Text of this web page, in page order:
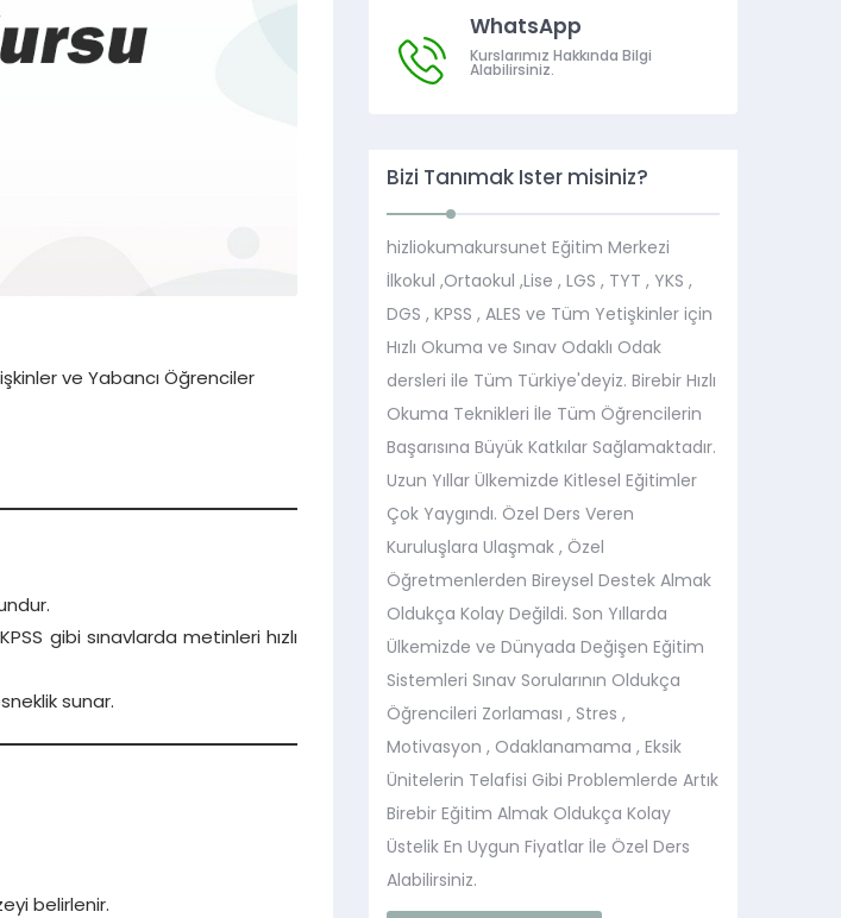
ve Yabancı Öğrenciler
gibi sınavlarda metinleri hızlı
sunar.
belirlenir.
WhatsApp
Kurslarımız Hakkında Bilgi
Alabilirsiniz.
Bizi Tanımak İster misiniz?
hizliokumakursunet Eğitim Merkezi
İlkokul ,Ortaokul ,Lise , LGS , TYT , YKS ,
DGS , KPSS , ALES ve Tüm Yetişkinler için
Hızlı Okuma ve Sınav Odaklı Odak
dersleri ile Tüm Türkiye'deyiz. Birebir Hızlı
Okuma Teknikleri İle Tüm Öğrencilerin
Başarısına Büyük Katkılar Sağlamaktadır.
Uzun Yıllar Ülkemizde Kitlesel Eğitimler
Çok Yaygındı. Özel Ders Veren
Kuruluşlara Ulaşmak , Özel
Öğretmenlerden Bireysel Destek Almak
Oldukça Kolay Değildi. Son Yıllarda
Ülkemizde ve Dünyada Değişen Eğitim
Sistemleri Sınav Sorularının Oldukça
Öğrencileri Zorlaması , Stres ,
Motivasyon , Odaklanamama , Eksik
Ünitelerin Telafisi Gibi Problemlerde Artık
Birebir Eğitim Almak Oldukça Kolay
Üstelik En Uygun Fiyatlar İle Özel Ders
Alabilirsiniz.